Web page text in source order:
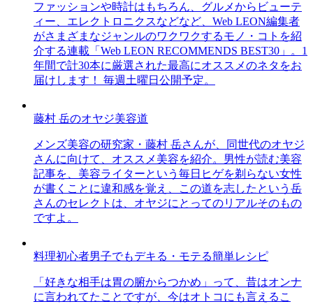
ファッションや時計はもちろん、グルメからビューテ
ィー、エレクトロニクスなどなど、Web LEON編集者
がさまざまなジャンルのワクワクするモノ・コトを紹
介する連載「Web LEON RECOMMENDS BEST30」。1
年間で計30本に厳選された最高にオススメのネタをお
届けします！ 毎週土曜日公開予定。
藤村 岳のオヤジ美容道
メンズ美容の研究家・藤村 岳さんが、同世代のオヤジ
さんに向けて、オススメ美容を紹介。男性が読む美容
記事を、美容ライターという毎日ヒゲを剃らない女性
が書くことに違和感を覚え、この道を志したという岳
さんのセレクトは、オヤジにとってのリアルそのもの
ですよ。
料理初心者男子でもデキる・モテる簡単レシピ
「好きな相手は胃の腑からつかめ」って、昔はオンナ
に言われてたことですが、今はオトコにも言えるこ